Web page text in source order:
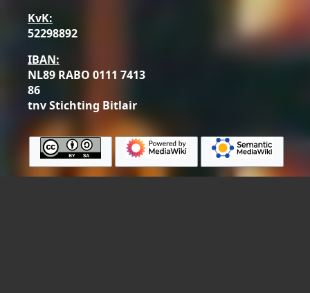
KvK:
52298892
IBAN:
NL89 RABO 0111 7413
86
tnv Stichting Bitlair